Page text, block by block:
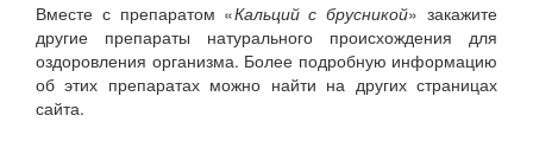
Вместе с препаратом «Кальций с брусникой» закажите
другие препараты натурального происхождения для
оздоровления организма. Более подробную информацию
об этих препаратах можно найти на других страницах
сайта.